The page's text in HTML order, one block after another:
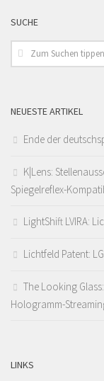
SUCHE
NEUESTE ARTIKEL
Ende der
K|Lens:
Spiegelreflex-
LightShift LVIRA:
Lichtfeld Patent:
The Looking
Hologramm-
LINKS